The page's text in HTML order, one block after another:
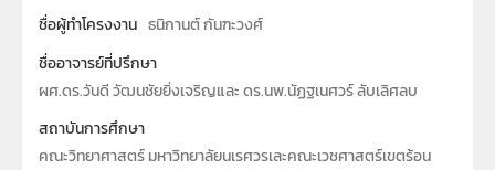
ชื่อผู้ทำโครงงาน ธนิกานต์ กันฑะวงศ์
ชื่ออาจารย์ที่ปรึกษา
ผศ.ดร.วันดี วัฒนชัยยิ่งเจริญและ ดร.นพ.นัฏฐเนศวร์ ลับเลิศลบ
สถาบันการศึกษา
คณะวิทยาศาสตร์ มหาวิทยาลัยนเรศวรเละคณะเวชศาสตร์เขตร้อน